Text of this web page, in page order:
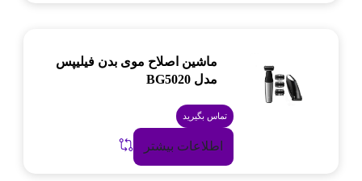
ماشین اصلاح موی بدن فیلیپس
مدل BG5020
تماس بگیرید
اطلاعات بیشتر